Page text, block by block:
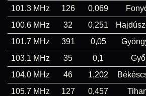
101.3 MHz 126 0,069
100.6 MHz
32 0,251
101.7 MHz
391 0,05
103.1 MHz
35 0,1
104.0 MHz
46 1,202
105.7 MHz
127 0,457